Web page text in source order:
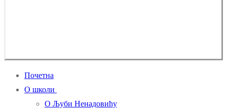
Почетна
О школи
О Љуби Ненадовићу